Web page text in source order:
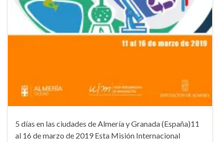
5 días en las ciudades de Almería y Granada (España)11
al 16 de marzo de 2019 Esta Misión Internacional